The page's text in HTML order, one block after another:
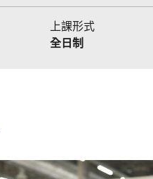
上課形式
全日制